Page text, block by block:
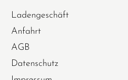
Ladengeschäft
Anfahrt
AGB
Datenschutz